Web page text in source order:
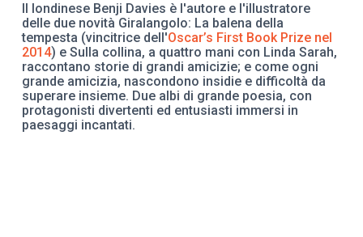
Il londinese Benji Davies è l'autore e l'illustratore
delle due novità Giralangolo: La balena della
tempesta (vincitrice dell'Oscar’s First Book Prize nel
2014) e Sulla collina, a quattro mani con Linda Sarah,
raccontano storie di grandi amicizie; e come ogni
grande amicizia, nascondono insidie e difficoltà da
superare insieme. Due albi di grande poesia, con
protagonisti divertenti ed entusiasti immersi in
paesaggi incantati.